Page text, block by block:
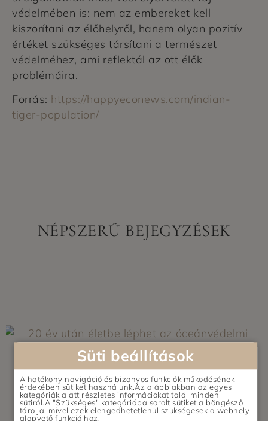
védelmében is: nem az embereket kell
kiszorítani az élőhelyről, hanem olyan pozitív
értéket szükséges társítani a természet
védelméhez, ami reflektál az ott élők
problémáira.
Forrás: https://happyeconews.com/indian-
tiger-population/
NÉPSZERŰ BEJEGYZÉSEK
Süti beállítások
A hatékony navigáció és bizonyos funkciók működésének
érdekében sütiket használunk.Az alábbiakban az egyes
kategóriák alatt részletes információkat talál minden
sütiről.A "Szükséges" kategóriába sorolt sütiket a böngésző
tárolja, mivel ezek elengedhetetlenül szükségesek a webhely
alapvető funkcióihoz.